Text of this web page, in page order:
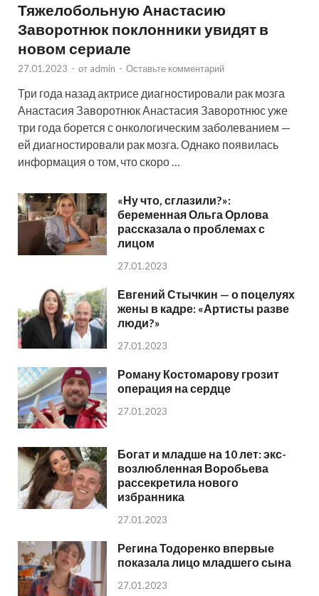
Тяжелобольную Анастасию
Заворотнюк поклонники увидят в
новом сериале
27.01.2023 - от admin - Оставьте комментарий
Три года назад актрисе диагностировали рак мозга
Анастасия Заворотнюк Анастасия Заворотнюс уже
три года борется с онкологическим заболеванием —
ей диагностировали рак мозга. Однако появилась
информация о том, что скоро …
«Ну что, сглазили?»:
беременная Ольга Орлова
рассказала о проблемах с
лицом
27.01.2023
Евгений Стычкин — о поцелуях
жены в кадре: «Артисты разве
люди?»
27.01.2023
Роману Костомарову грозит
операция на сердце
27.01.2023
Богат и младше на 10 лет: экс-
возлюбленная Воробьева
рассекретила нового
избранника
27.01.2023
Регина Тодоренко впервые
показала лицо младшего сына
27.01.2023